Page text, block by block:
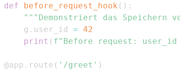
def
before_request_hook ( ) :
"""Demonstriert das Speichern
    g
. user_id = 42
print ( f"Before request:
@app . route ( '/greet' )